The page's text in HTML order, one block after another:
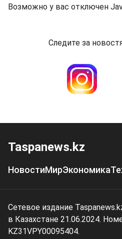
Возможно у вас отключен
Следите за
Taspanews.kz
НовостиМирЭкономика
Сетевое издание
в Казахстане 21.06.2024.
KZ31VPY00095404.